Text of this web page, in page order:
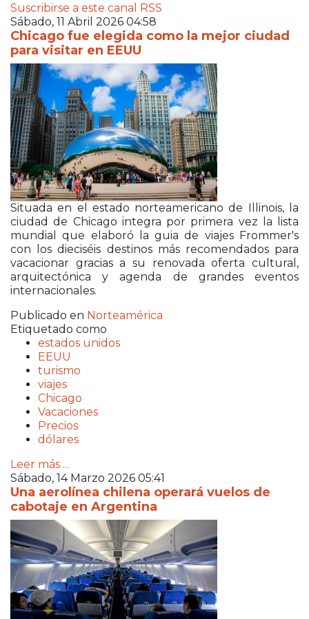
Suscribirse a este canal RSS
Sábado, 11 Abril 2026 04:58
Chicago fue elegida como la mejor ciudad
para visitar en EEUU
Situada en el estado norteamericano de Illinois, la
ciudad de Chicago integra por primera vez la lista
mundial que elaboró la guia de viajes Frommer's
con los dieciséis destinos más recomendados para
vacacionar gracias a su renovada oferta cultural,
arquitectónica y agenda de grandes eventos
internacionales.
Publicado en Norteamérica
Etiquetado como
estados unidos
EEUU
turismo
viajes
Chicago
Vacaciones
Precios
dólares
Leer más ...
Sábado, 14 Marzo 2026 05:41
Una aerolínea chilena operará vuelos de
cabotaje en Argentina